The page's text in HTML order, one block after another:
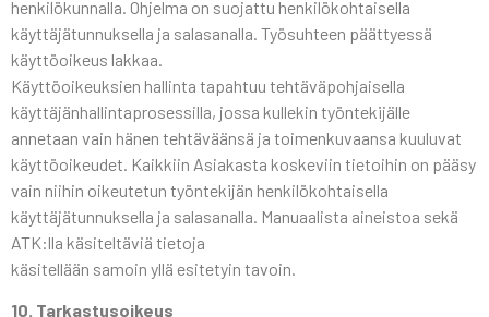
henkilökunnalla. Ohjelma on suojattu henkilökohtaisella
käyttäjätunnuksella ja salasanalla. Työsuhteen päättyessä
käyttöoikeus lakkaa.
Käyttöoikeuksien hallinta tapahtuu tehtäväpohjaisella
käyttäjänhallintaprosessilla, jossa kullekin työntekijälle
annetaan vain hänen tehtäväänsä ja toimenkuvaansa kuuluvat
käyttöoikeudet. Kaikkiin Asiakasta koskeviin tietoihin on pääsy
vain niihin oikeutetun työntekijän henkilökohtaisella
käyttäjätunnuksella ja salasanalla. Manuaalista aineistoa sekä
ATK:lla käsiteltäviä tietoja
käsitellään samoin yllä esitetyin tavoin.
10. Tarkastusoikeus